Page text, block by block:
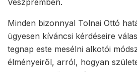
Veszprémben.
Minden bizonnyal Tolnai Ottó
ügyesen kíváncsi kérdéseire
tegnap este mesélni alkotói
élményeiről, arról, hogyan